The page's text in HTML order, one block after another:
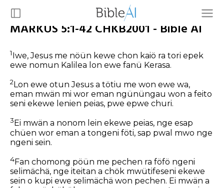
MARKUS 5:1-42 CHKB2001 - Bible AI
1Iwe, Jesus me nöün kewe chon kaiö ra tori epek
ewe nomun Kalilea lon ewe fanü Kerasa.
2 Lon ewe otun Jesus a tötiu me won ewe wa,
eman mwän mi wor eman ngününgau won a feito
seni ekewe lenien peias, pwe epwe churi.
3 Ei mwän a nonom lein ekewe peias, nge esap
chüen wor eman a tongeni föti, sap pwal mwo nge
ngeni sein.
4Fan chomong pöün me pechen ra föfö ngeni
selimächä, nge iteitan a chök mwütifeseni ekewe
sein o kupi ewe selimächä won pechen. Ei mwän a